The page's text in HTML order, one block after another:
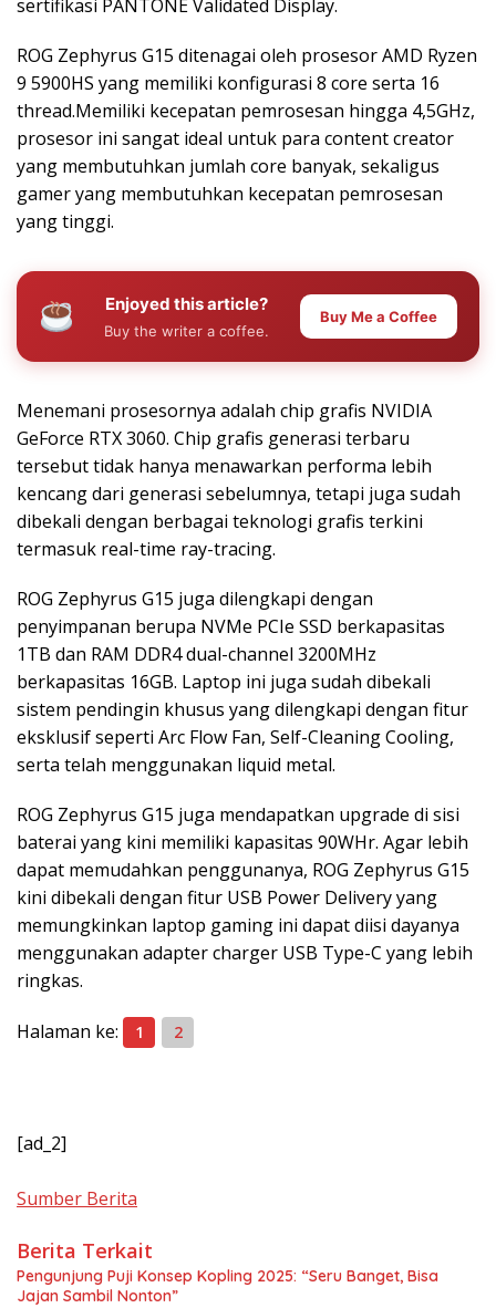
sertifikasi PANTONE Validated Display.
ROG Zephyrus G15 ditenagai oleh prosesor AMD Ryzen
9 5900HS yang memiliki konfigurasi 8 core serta 16
thread.Memiliki kecepatan pemrosesan hingga 4,5GHz,
prosesor ini sangat ideal untuk para content creator
yang membutuhkan jumlah core banyak, sekaligus
gamer yang membutuhkan kecepatan pemrosesan
yang tinggi.
Enjoyed this article?
Buy the writer a coffee.
Buy Me a Coffee
Menemani prosesornya adalah chip grafis NVIDIA
GeForce RTX 3060. Chip grafis generasi terbaru
tersebut tidak hanya menawarkan performa lebih
kencang dari generasi sebelumnya, tetapi juga sudah
dibekali dengan berbagai teknologi grafis terkini
termasuk real-time ray-tracing.
ROG Zephyrus G15 juga dilengkapi dengan
penyimpanan berupa NVMe PCIe SSD berkapasitas
1TB dan RAM DDR4 dual-channel 3200MHz
berkapasitas 16GB. Laptop ini juga sudah dibekali
sistem pendingin khusus yang dilengkapi dengan fitur
eksklusif seperti Arc Flow Fan, Self-Cleaning Cooling,
serta telah menggunakan liquid metal.
ROG Zephyrus G15 juga mendapatkan upgrade di sisi
baterai yang kini memiliki kapasitas 90WHr. Agar lebih
dapat memudahkan penggunanya, ROG Zephyrus G15
kini dibekali dengan fitur USB Power Delivery yang
memungkinkan laptop gaming ini dapat diisi dayanya
menggunakan adapter charger USB Type-C yang lebih
ringkas.
Halaman ke: 1 2
[ad_2]
Sumber Berita
Berita Terkait
Pengunjung Puji Konsep Kopling 2025: “Seru Banget, Bisa
Jajan Sambil Nonton”